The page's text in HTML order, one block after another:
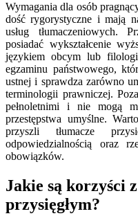
Wymagania dla osób
dość rygorystyczne i mają
usług tłumaczeniowych.
posiadać wykształcenie
językiem obcym lub
egzaminu państwowego,
ustnej i sprawdza zarówno
terminologii prawniczej.
pełnoletnimi i nie mogą
przestępstwa umyślne.
przyszli tłumacze
odpowiedzialnością oraz
obowiązków.
Jakie są korzyści
przysięgłym?